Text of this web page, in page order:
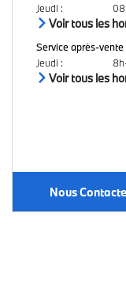
Jeudi :
Voir tous les
Service après-vente
Jeudi :
Voir tous les
Nous